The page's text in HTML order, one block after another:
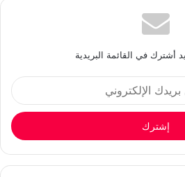
أشترك في القائمة البريدية